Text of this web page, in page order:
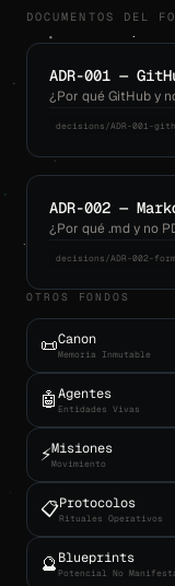
DOCUMENTOS DEL
ADR-001 —
¿Por qué GitHub y
ADR-002 —
¿Por qué .md y no
OTROS FONDOS
📜Canon
Memoria Inmutable
🤖Agentes
Entidades Vivas
⚡Misiones
Movimiento
📋Protocolos
Rituales Operativos
🔮Blueprints
Potencial No